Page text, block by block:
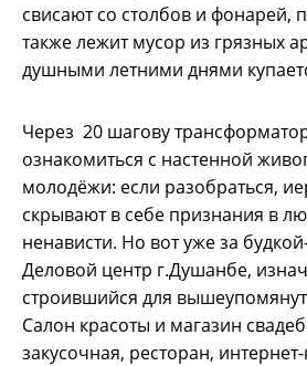
свисают со столбов и фонарей,
также лежит мусор из грязных
душными летними днями
Через 20 шагову
ознакомиться с настенной
молодёжи: если разобраться,
скрывают в себе признания в
ненависти. Но вот уже за
Деловой центр г.Душанбе,
строившийся для
Салон красоты и магазин
закусочная, ресторан,